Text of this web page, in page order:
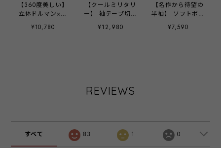
【360度美しい】
立体ドルマン×コ
クーントップス
- LER-2564 オフ-
¥10,780
【クールミリタリ
ー】 袖テープ切替
カットソー ‐
LEO-2652 ブラッ
¥12,980
【名作から待望の
半袖】 ソフトポン
チバックスリット
Tシャツ ‐ LER-
¥7,590
REVIEWS
すべて 83 1 0